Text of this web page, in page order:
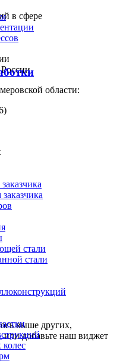
стали
стали
колес
области:
выше других,
или добавьте наш виджет